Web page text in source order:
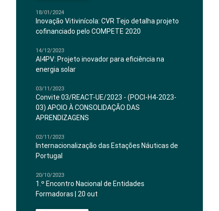
18/01/2024
Inovação Vitivinícola: CVR Tejo detalha projeto
cofinanciado pelo COMPETE 2020
14/12/2023
AI4PV: Projeto inovador para eficiência na
energia solar
03/11/2023
Convite 03/REACT-UE/2023 - (POCI-H4-2023-
03) APOIO À CONSOLIDAÇÃO DAS
APRENDIZAGENS
02/11/2023
Internacionalização das Estações Náuticas de
Portugal
20/10/2023
1.º Encontro Nacional de Entidades
Formadoras | 20 out